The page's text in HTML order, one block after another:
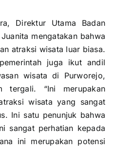
Direktur Utama Badan
mengatakan bahwa
atraksi wisata luar biasa.
juga ikut andil
wisata di Purworejo,
tergali. “Ini merupakan
wisata yang sangat
Ini satu penunjuk bahwa
sangat perhatian kepada
ini merupakan potensi